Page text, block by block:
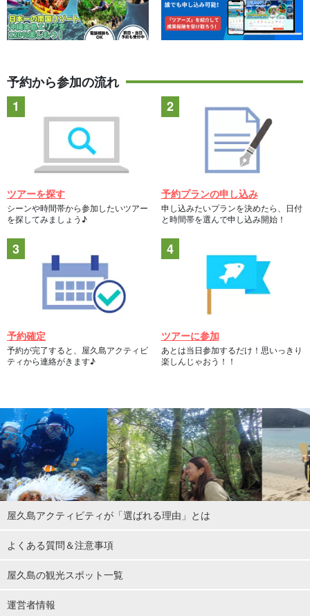
予約から参加の流れ
ツアーを探す
シーンや時間帯から参加したいツアー
を探してみましょう♪
予約プランの申し込み
申し込みたいプランを決めたら、日付
と時間帯を選んで申し込み開始！
予約確定
予約が完了すると、屋久島アクティビ
ティから連絡がきます♪
ツアーに参加
あとは当日参加するだけ！思いっきり
楽しんじゃおう！！
屋久島アクティビティが「選ばれる理由」とは
よくある質問＆注意事項
屋久島の観光スポット一覧
運営者情報